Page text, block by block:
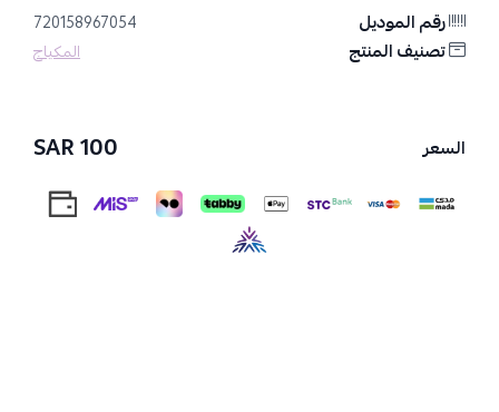
بسيطة.
✔️ ألوان طبيعية جذابة: تشكيلة متنوعة تناسب كل الأذواق، بدءًا من
ويمنع الجفاف، لتحصلي على تجربة ارتداء مريحة طوال اليوم.
✔️ جودة عالية وأمان: مصنوعة بأعلى معايير الجودة للحفاظ على سلامة
عينيك.
✔️ مناسبة لجميع المناسبات: سواء كنتِ تبحثين عن إطلالة يومية طبيعية
رقم الموديل 720158967054
تصنيف المنتج المكياج
السعر 100 SAR